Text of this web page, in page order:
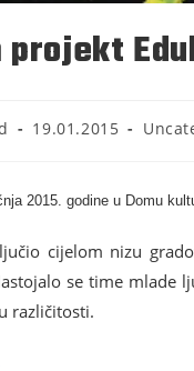
projekt
19.01.2015
2015. godine u Domu
cijelom nizu
se time mlade
različitosti.